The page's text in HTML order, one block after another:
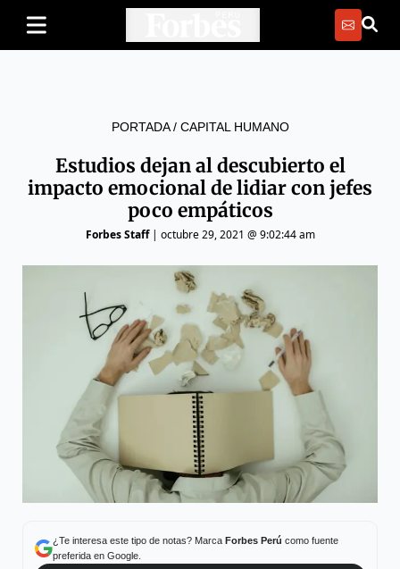
PORTADA/ CAPITAL HUMANO
Estudios dejan al descubierto el
impacto emocional de lidiar con jefes
poco empáticos
Forbes Staff| octubre 29, 2021 @ 9:02:44 am
¿Te interesa este tipo de notas? Marca Forbes Perú como fuente
preferida en Google.